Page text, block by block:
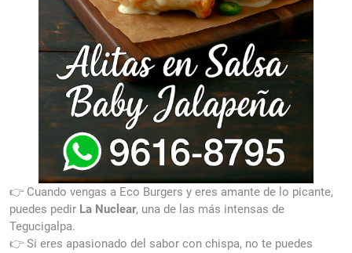
👉 Cuando vengas a Eco Burgers y eres amante de lo picante,
puedes pedir La Nuclear, una de las más intensas de
Tegucigalpa.
👉 Si eres apasionado del sabor con chispa, no te puedes